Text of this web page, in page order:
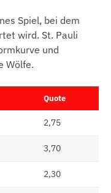
Spiel, bei dem
wird. St. Pauli
und
Wölfe.
Quote
2,75
3,70
2,30